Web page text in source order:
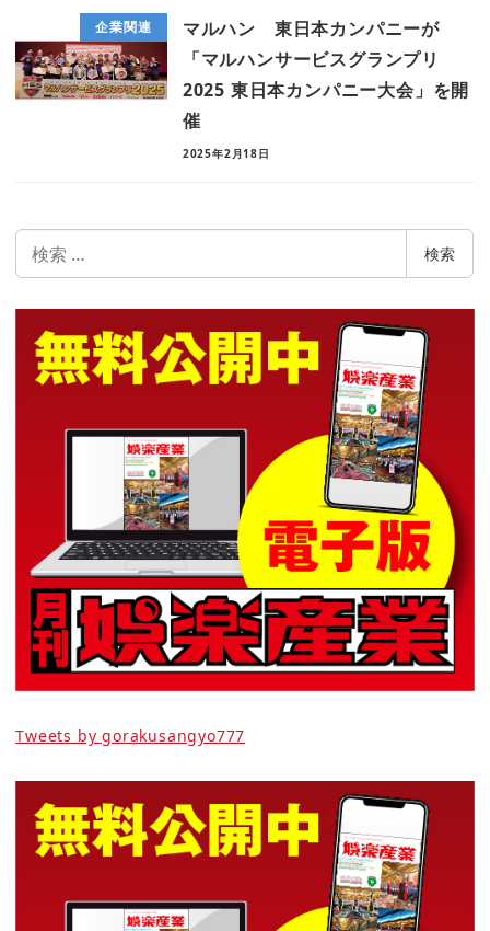
企業関連
マルハン 東日本カンパニーが
「マルハンサービスグランプリ
2025 東日本カンパニー大会」を開
催
2025年2月18日
索
検索
Tweets by gorakusangyo777